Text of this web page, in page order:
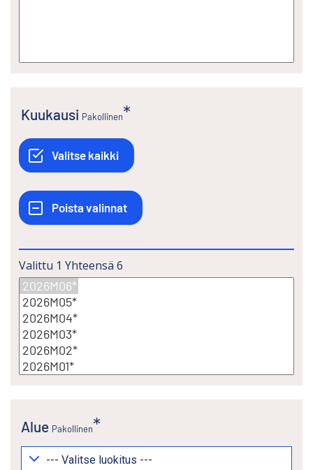
Kuukausi Pakollinen
Valittu 1 Yhteensä 6
Alue Pakollinen